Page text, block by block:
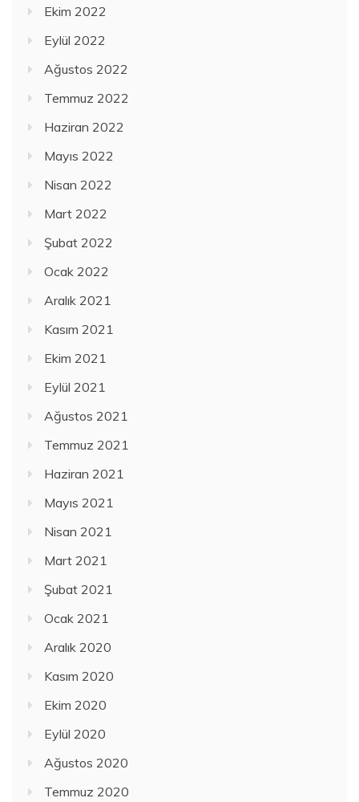
Ekim 2022
Eylül 2022
Ağustos 2022
Temmuz 2022
Haziran 2022
Mayıs 2022
Nisan 2022
Mart 2022
Şubat 2022
Ocak 2022
Aralık 2021
Kasım 2021
Ekim 2021
Eylül 2021
Ağustos 2021
Temmuz 2021
Haziran 2021
Mayıs 2021
Nisan 2021
Mart 2021
Şubat 2021
Ocak 2021
Aralık 2020
Kasım 2020
Ekim 2020
Eylül 2020
Ağustos 2020
Temmuz 2020